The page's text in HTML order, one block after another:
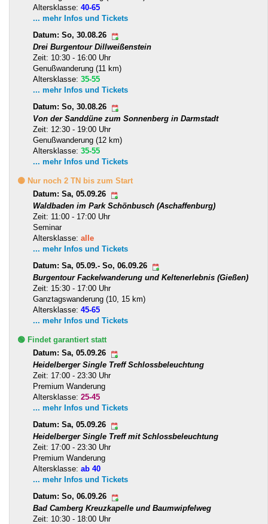
Altersklasse: 40-65
... mehr Infos und Tickets
Datum: So, 30.08.26
Drei Burgentour Dillweißenstein
Zeit: 10:30 - 16:00 Uhr
Genußwanderung (11 km)
Altersklasse: 35-55
... mehr Infos und Tickets
Datum: So, 30.08.26
Von der Sanddüne zum Sonnenberg in Darmstadt
Zeit: 12:30 - 19:00 Uhr
Genußwanderung (12 km)
Altersklasse: 35-55
... mehr Infos und Tickets
🟡 Nur noch 2 TN bis zum Start
Datum: Sa, 05.09.26
Waldbaden im Park Schönbusch (Aschaffenburg)
Zeit: 11:00 - 17:00 Uhr
Seminar
Altersklasse: alle
... mehr Infos und Tickets
Datum: Sa, 05.09.- So, 06.09.26
Burgentour Fackelwanderung und Keltenerlebnis (Gießen)
Zeit: 15:30 - 17:00 Uhr
Ganztagswanderung (10, 15 km)
Altersklasse: 45-65
... mehr Infos und Tickets
🟢 Findet garantiert statt
Datum: Sa, 05.09.26
Heidelberger Single Treff Schlossbeleuchtung
Zeit: 17:00 - 23:30 Uhr
Premium Wanderung
Altersklasse: 25-45
... mehr Infos und Tickets
Datum: Sa, 05.09.26
Heidelberger Single Treff mit Schlossbeleuchtung
Zeit: 17:00 - 23:30 Uhr
Premium Wanderung
Altersklasse: ab 40
... mehr Infos und Tickets
Datum: So, 06.09.26
Bad Camberg Kreuzkapelle und Baumwipfelweg
Zeit: 10:30 - 18:00 Uhr